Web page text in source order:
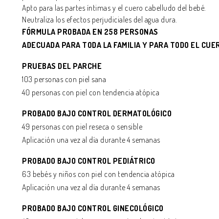
Apto para las partes íntimas y el cuero cabelludo del bebé.
Neutraliza los efectos perjudiciales del agua dura.
FÓRMULA PROBADA EN 258 PERSONAS
ADECUADA PARA TODA LA FAMILIA Y PARA TODO EL
PRUEBAS DEL PARCHE
103 personas con piel sana
40 personas con piel con tendencia atópica
PROBADO BAJO CONTROL DERMATOLÓGICO
49 personas con piel reseca o sensible
Aplicación una vez al día durante 4 semanas
PROBADO BAJO CONTROL PEDIÁTRICO
63 bebés y niños con piel con tendencia atópica
Aplicación una vez al día durante 4 semanas
PROBADO BAJO CONTROL GINECOLÓGICO